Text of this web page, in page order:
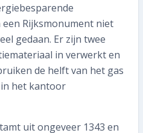
een Rijksmonument niet
gedaan. Er zijn twee
in verwerkt en
de helft van het gas
het kantoor
uit ongeveer 1343 en